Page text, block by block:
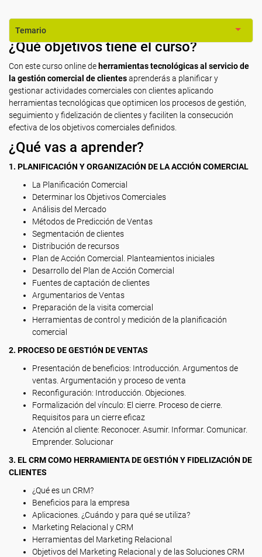
Temario
¿Qué objetivos tiene el curso?
Con este curso online de herramientas tecnológicas al servicio de
la gestión comercial de clientesaprenderás a planificar y
gestionar actividades comerciales con clientes aplicando
herramientas tecnológicas que optimicen los procesos de gestión,
seguimiento y fidelización de clientes y faciliten la consecución
efectiva de los objetivos comerciales definidos.
¿Qué vas a aprender?
1. PLANIFICACIÓN Y ORGANIZACIÓN DE LA ACCIÓN COMERCIAL
La Planificación Comercial
Determinar los Objetivos Comerciales
Análisis del Mercado
Métodos de Predicción de Ventas
Segmentación de clientes
Distribución de recursos
Plan de Acción Comercial. Planteamientos iniciales
Desarrollo del Plan de Acción Comercial
Fuentes de captación de clientes
Argumentarios de Ventas
Preparación de la visita comercial
Herramientas de control y medición de la planificación
comercial
2. PROCESO DE GESTIÓN DE VENTAS
Presentación de beneficios: Introducción. Argumentos de
ventas. Argumentación y proceso de venta
Reconfiguración: Introducción. Objeciones.
Formalización del vínculo: El cierre. Proceso de cierre.
Requisitos para un cierre eficaz
Atención al cliente: Reconocer. Asumir. Informar. Comunicar.
Emprender. Solucionar
3. EL CRM COMO HERRAMIENTA DE GESTIÓN Y FIDELIZACIÓN DE
CLIENTES
¿Qué es un CRM?
Beneficios para la empresa
Aplicaciones. ¿Cuándo y para qué se utiliza?
Marketing Relacional y CRM
Herramientas del Marketing Relacional
Objetivos del Marketing Relacional y de las Soluciones CRM